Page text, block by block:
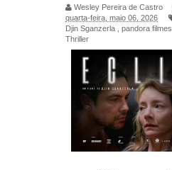
Wesley Pereira de Castro
quarta-feira, maio 06, 2026
Djin Sganzerla
pandora filmes
Thriller